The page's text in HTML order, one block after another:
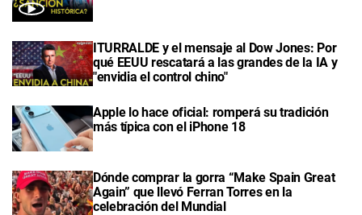
ITURRALDE y el mensaje al Dow Jones: Por
qué EEUU rescatará a las grandes de la IA y
"envidia el control chino"
Apple lo hace oficial: romperá su tradición
más típica con el iPhone 18
Dónde comprar la gorra “Make Spain Great
Again” que llevó Ferran Torres en la
celebración del Mundial